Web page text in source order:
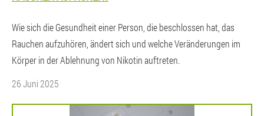
Wie sich die Gesundheit einer Person, die beschlossen hat, das
Rauchen aufzuhören, ändert sich und welche Veränderungen im
Körper in der Ablehnung von Nikotin auftreten.
26 Juni 2025